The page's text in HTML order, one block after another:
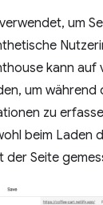
um
kann auf
um während
zu
beim Laden
der Seite